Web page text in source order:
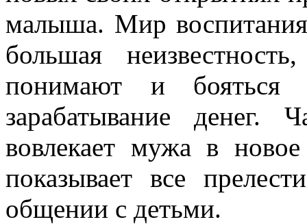
малыша. Мир
большая
понимают и бояться
зарабатывание
вовлекает мужа в новое
показывает все
общении с детьми.